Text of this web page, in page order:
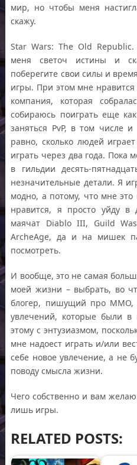
мир, но чтобы меня
скажу.
Star Wars: The Old
меня светоч истины и
поберегите свои силы и
игры. При этом мне нравится
компания, которая
собираюсь поиграть еще
заняться PvP, в том числе
равно, сколько людей
играть через два года. Пока
в гильдии десять-
незначительные детали. Я
модно, а потому, что мне это
нравится, я просто уйду в
маячат Diablo III, Guild
ArcheAge, да и на мишек
посмотреть.
И вообще, это не самая
моей жизни – выбрать, во
блогер, пишущий про ММО,
увлечений, которые были
этому с энтузиазмом,
мне надоест играть и/или
себе новое увлечение, а не
поводу смысла жизни.
Чего собственно и вам
лишь игры.
RELATED POSTS: